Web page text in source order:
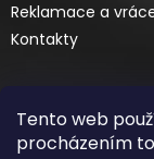
Tento web
procházením
Reklamace a
Kontakty